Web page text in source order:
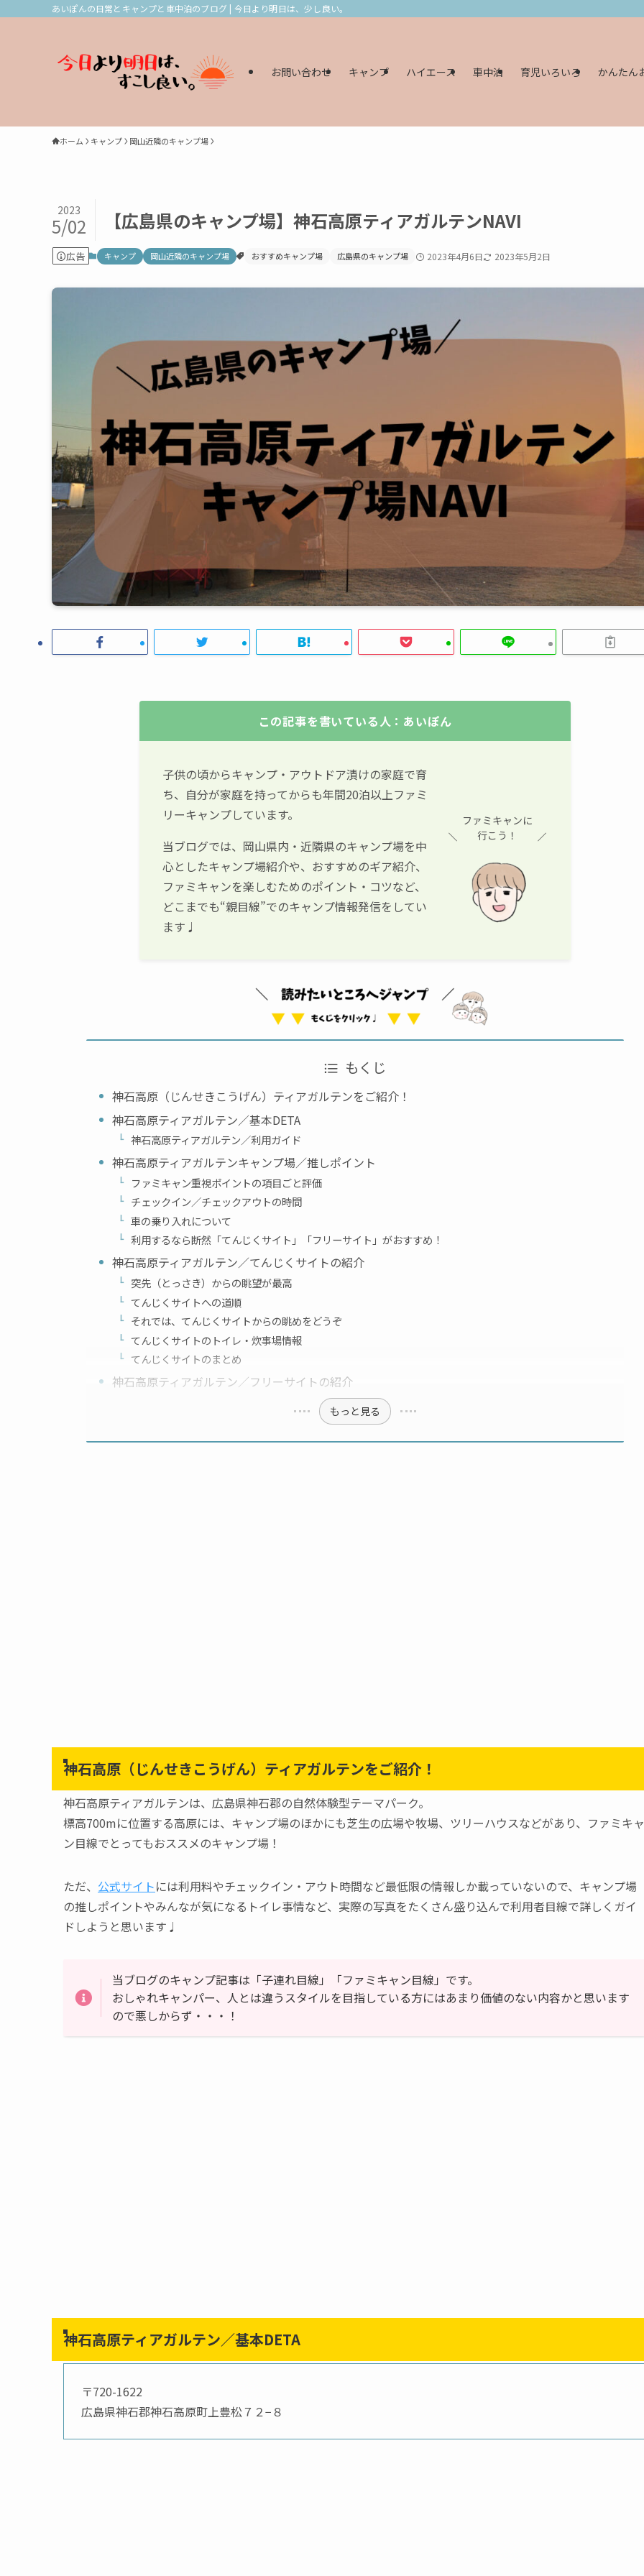
あいぽんの日常とキャンプと車中泊のブログ | 今日より明日は、少し良い。
お問い合わせ キャンプ ハイエース 車中泊 育児いろいろ かんたん
ホーム キャンプ 岡山近隣のキャンプ場
【広島県のキャンプ場】神石高原ティアガルテンNAVI
2023
5/02
広告 キャンプ 岡山近隣のキャンプ場 おすすめキャンプ場 広島県のキャンプ場 2023年4月6日 2023年5月2日
この記事を書いている人：あいぽん
子供の頃からキャンプ・アウトドア漬けの家庭で育
ち、自分が家庭を持ってからも年間20泊以上ファミ
リーキャンプしています。
当ブログでは、岡山県内・近隣県のキャンプ場を中
心としたキャンプ場紹介や、おすすめのギア紹介、
ファミキャンを楽しむためのポイント・コツなど、
どこまでも“親目線”でのキャンプ情報発信をしてい
ます♩
ファミキャンに
行こう！
もくじ
神石高原（じんせきこうげん）ティアガルテンをご紹介！
神石高原ティアガルテン／基本DETA
神石高原ティアガルテン／利用ガイド
神石高原ティアガルテンキャンプ場／推しポイント
ファミキャン重視ポイントの項目ごと評価
チェックイン／チェックアウトの時間
車の乗り入れについて
利用するなら断然「てんじくサイト」「フリーサイト」がおすすめ！
神石高原ティアガルテン／てんじくサイトの紹介
突先（とっさき）からの眺望が最高
てんじくサイトへの道順
それでは、てんじくサイトからの眺めをどうぞ
てんじくサイトのトイレ・炊事場情報
てんじくサイトのまとめ
神石高原ティアガルテン／フリーサイトの紹介
もっと見る
神石高原（じんせきこうげん）ティアガルテンをご紹介！
神石高原ティアガルテンは、広島県神石郡の自然体験型テーマパーク。
標高700mに位置する高原には、キャンプ場のほかにも芝生の広場や牧場、ツリーハウスなどがあり、ファミキャ
ン目線でとってもおススメのキャンプ場！
ただ、 公式サイトには利用料やチェックイン・アウト時間など最低限の情報しか載っていないので、キャンプ場
の推しポイントやみんなが気になるトイレ事情など、実際の写真をたくさん盛り込んで利用者目線で詳しくガイ
ドしようと思います♩
当ブログのキャンプ記事は「子連れ目線」「ファミキャン目線」です。
おしゃれキャンパー、人とは違うスタイルを目指している方にはあまり価値のない内容かと思います
ので悪しからず・・・！
神石高原ティアガルテン／基本DETA
〒720-1622
広島県神石郡神石高原町上豊松７２−８